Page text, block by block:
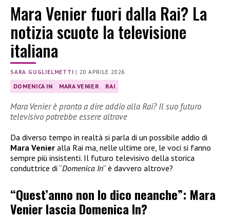
Mara Venier fuori dalla Rai? La
notizia scuote la televisione
italiana
SARA GUGLIELMETTI | 20 APRILE 2026
DOMENICA IN MARA VENIER RAI
Mara Venier è pronta a dire addio alla Rai? Il suo futuro
televisivo potrebbe essere altrove
Da diverso tempo in realtà si parla di un possibile addio di
Mara Venier alla Rai ma, nelle ultime ore, le voci si fanno
sempre più insistenti. Il futuro televisivo della storica
conduttrice di “Domenica In” è davvero altrove?
“Quest’anno non lo dico neanche”: Mara
Venier lascia Domenica In?